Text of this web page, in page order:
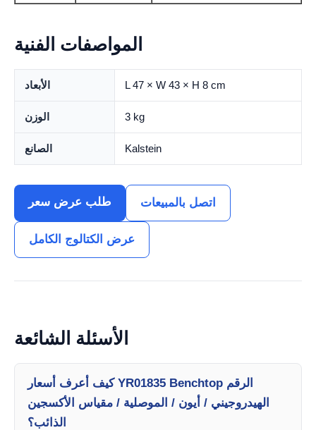
المواصفات الفنية
الأبعاد L 47 × W 43 × H 8 cm
الوزن 3 kg
الصانع Kalstein
طلب عرض سعر اتصل بالمبيعات
عرض الكتالوج الكامل
الأسئلة الشائعة
كيف أعرف أسعار YR01835 Benchtop الرقم
الهيدروجيني / أيون / الموصلية / مقياس الأكسجين
الذائب؟